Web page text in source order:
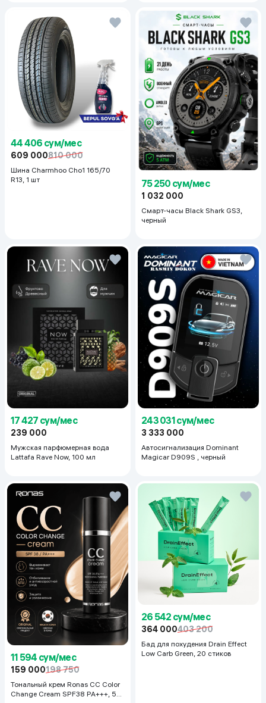
44 406 сум/мес
609 000810 000
Шина Charmhoo Cho1 165/70
R13, 1 шт
75 250 сум/мес
1 032 000
Смарт-часы Black Shark GS3,
черный
17 427 сум/мес
239 000
Мужская парфюмерная вода
Lattafa Rave Now, 100 мл
243 031 сум/мес
3 333 000
Автосигнализация Dominant
Magicar D909S , черный
11 594 сум/мес
159 000198 750
Тональный крем Ronas CC Color
Change Cream SPF38 PA+++, 50
26 542 сум/мес
364 000403 200
Бад для похудения Drain Effect
Low Carb Green, 20 стиков